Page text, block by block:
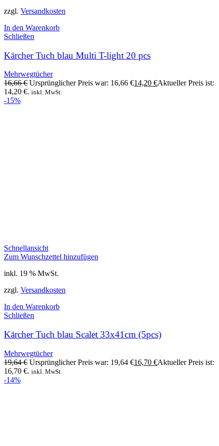
zzgl. Versandkosten
In den Warenkorb
Schließen
Kärcher Tuch blau Multi T-light 20 pcs
Mehrwegtücher
16,66€ Ursprünglicher Preis war: 16,66 €14,20 €Aktueller Preis ist:
14,20 €. inkl. MwSt.
-15%
Schnellansicht
Zum Wunschzettel hinzufügen
inkl. 19 % MwSt.
zzgl. Versandkosten
In den Warenkorb
Schließen
Kärcher Tuch blau Scalet 33x41cm (5pcs)
Mehrwegtücher
19,64€ Ursprünglicher Preis war: 19,64 €16,70 €Aktueller Preis ist:
16,70 €. inkl. MwSt.
-14%